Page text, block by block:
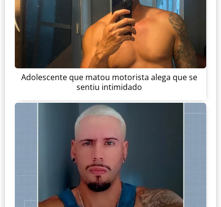
Adolescente que matou motorista alega que se
sentiu intimidado